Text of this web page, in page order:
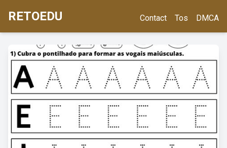
RETOEDU Contact Tos DMCA